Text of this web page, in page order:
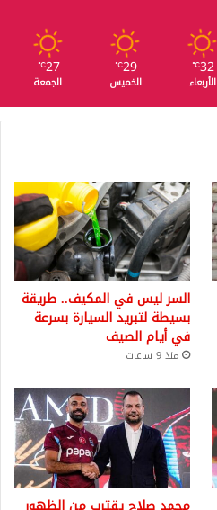
32
℃
الأربعاء
29
℃
الخميس
27
℃
الجمعة
السر ليس في المكيف.. طريقة
بسيطة لتبريد السيارة بسرعة
في أيام الصيف
منذ 9 ساعات